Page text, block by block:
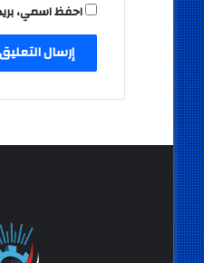
احفظ اسمي،